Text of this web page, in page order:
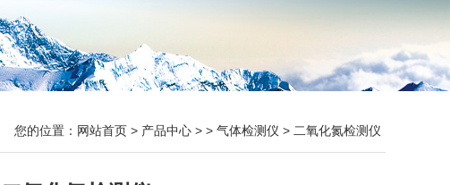
您的位置： 网站首页 > 产品中心 > > 气体检测仪 > 二氧化氮检测仪